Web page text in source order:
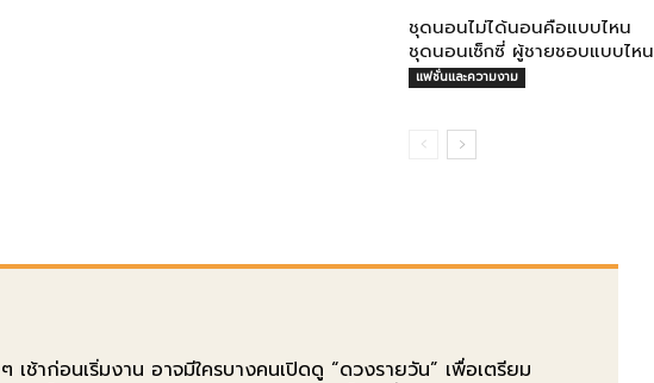
ชุดนอนไม่ได้นอนคือแบบไหน
ชุดนอนเซ็กซี่ ผู้ชายชอบแบบไหน
แฟชั่นและความงาม
ช้าก่อนเริ่มงาน อาจมีใครบางคนเปิดดู “ดวงรายวัน” เพื่อเตรียม